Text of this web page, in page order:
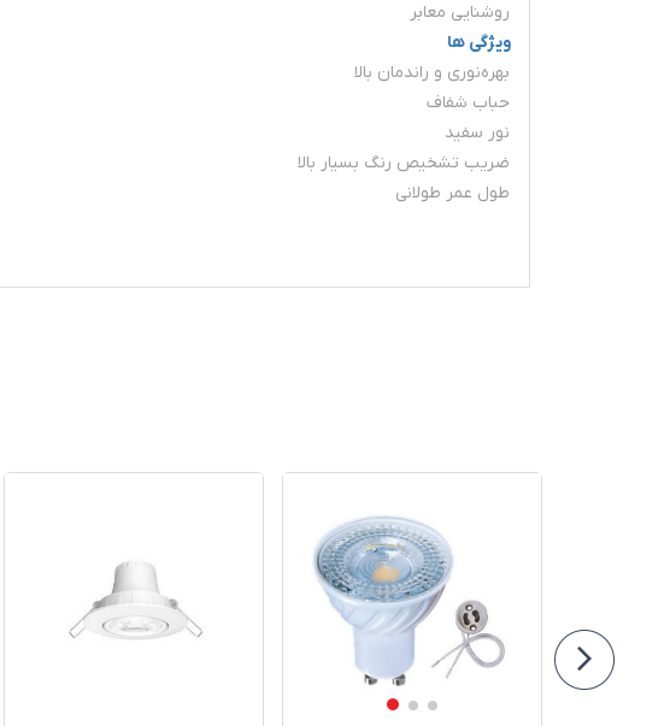
روشنایی معابر
ویژگی ها
بهره‌نوری و راندمان بالا
حباب شفاف
نور سفید
ضریب تشخیص رنگ بسیار بالا
طول عمر طولانی